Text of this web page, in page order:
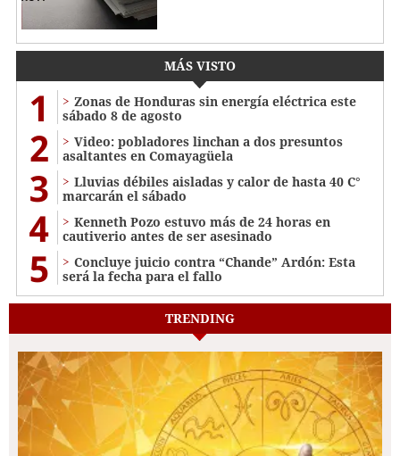
MÁS VISTO
1
Zonas de Honduras sin energía eléctrica este
sábado 8 de agosto
2
Video: pobladores linchan a dos presuntos
asaltantes en Comayagüela
3
Lluvias débiles aisladas y calor de hasta 40 C°
marcarán el sábado
4
Kenneth Pozo estuvo más de 24 horas en
cautiverio antes de ser asesinado
5
Concluye juicio contra “Chande” Ardón: Esta
será la fecha para el fallo
TRENDING